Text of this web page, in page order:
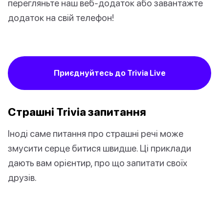
перегляньте наш веб-додаток або завантажте
додаток на свій телефон!
Приєднуйтесь до Trivia Live
Страшні Trivia запитання
Іноді саме питання про страшні речі може
змусити серце битися швидше. Ці приклади
дають вам орієнтир, про що запитати своїх
друзів.